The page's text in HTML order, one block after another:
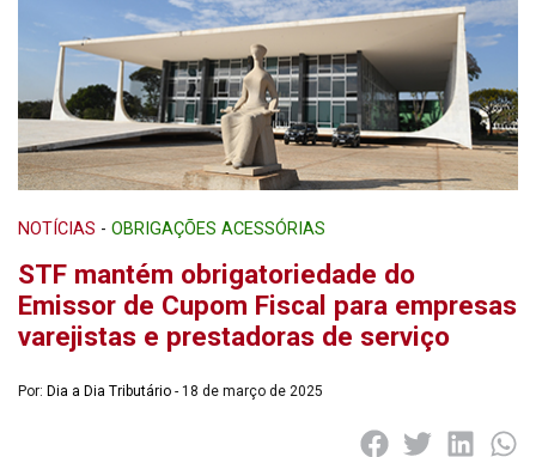
NOTÍCIAS - OBRIGAÇÕES ACESSÓRIAS
STF mantém obrigatoriedade do
Emissor de Cupom Fiscal para empresas
varejistas e prestadoras de serviço
Por: Dia a Dia Tributário - 18 de março de 2025